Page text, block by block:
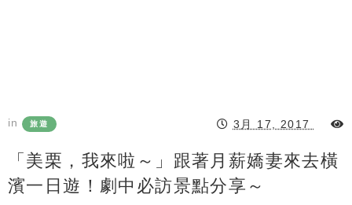
in 旅遊 3月 17, 2017
「美栗，我來啦～」跟著月薪嬌妻來去橫
濱一日遊！劇中必訪景點分享～